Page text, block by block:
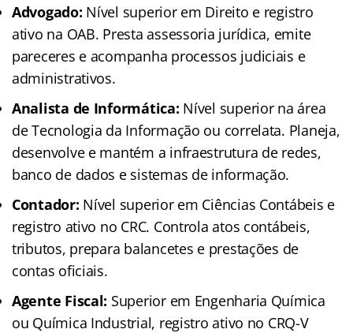
Advogado: Nível superior em Direito e registro
ativo na OAB. Presta assessoria jurídica, emite
pareceres e acompanha processos judiciais e
administrativos.
Analista de Informática: Nível superior na área
de Tecnologia da Informação ou correlata. Planeja,
desenvolve e mantém a infraestrutura de redes,
banco de dados e sistemas de informação.
Contador: Nível superior em Ciências Contábeis e
registro ativo no CRC. Controla atos contábeis,
tributos, prepara balancetes e prestações de
contas oficiais.
Agente Fiscal: Superior em Engenharia Química
ou Química Industrial, registro ativo no CRQ-V